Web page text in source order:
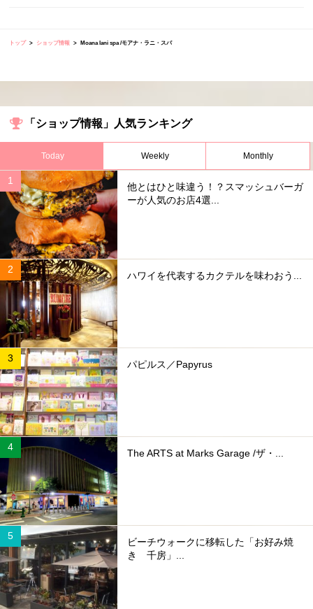
トップ ショップ情報 Moana lani spa /モアナ・ラニ・スパ
「ショップ情報」人気ランキング
Today Weekly Monthly
他とはひと味違う！？スマッシュバーガ
ーが人気のお店4選...
ハワイを代表するカクテルを味わおう...
パピルス／Papyrus
The ARTS at Marks Garage /ザ・...
ビーチウォークに移転した「お好み焼
き 千房」...